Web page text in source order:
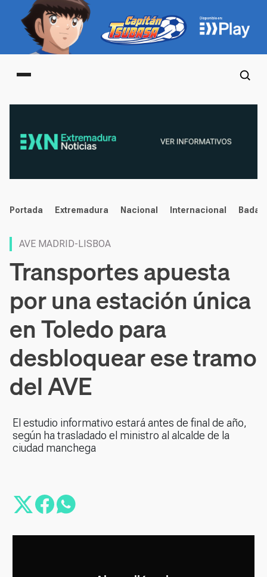
Main menu
noticias
Portada Extremadura Nacional Internacional
AVE MADRID-LISBOA
Transportes apuesta
por una estación única
en Toledo para
desbloquear ese tramo
del AVE
El estudio informativo estará antes de final de año,
según ha trasladado el ministro al alcalde de la
ciudad manchega